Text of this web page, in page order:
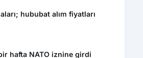
hububat alım fiyatları
hafta NATO iznine girdi